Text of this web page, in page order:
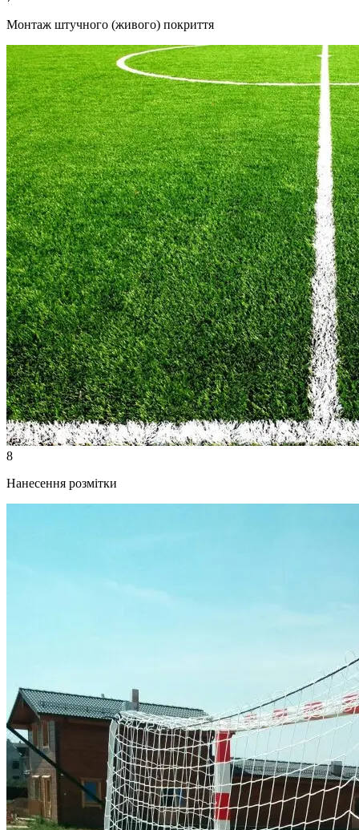
Монтаж штучного (живого) покриття
8
Нанесення розмітки